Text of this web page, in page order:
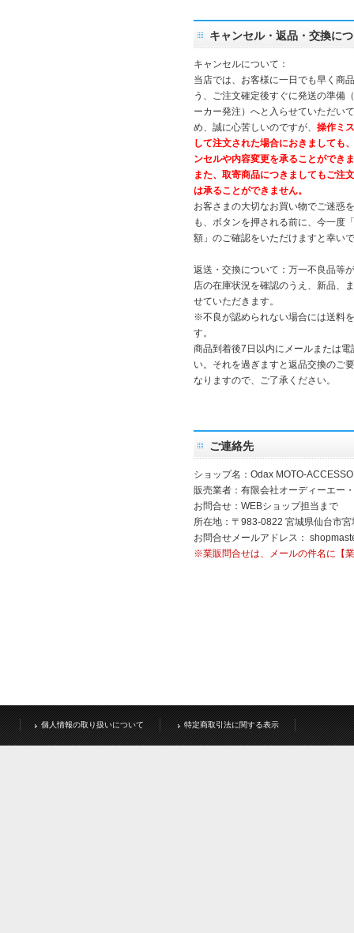
キャンセル・返品・交換に
キャンセルについて：
当店では、お客様に一日でも早く商
う、ご注文確定後すぐに発送の準備
ーカー発注）へと入らせていただい
め、誠に心苦しいのですが、 操作ミ
して注文された場合におきましても
ンセルや内容変更を承ることができ
また、取寄商品につきましてもご注
は承ることができません。
お客さまの大切なお買い物でご迷惑
も、ボタンを押される前に、今一度
額」のご確認をいただけますと幸い
返送・交換について：万一不良品等
店の在庫状況を確認のうえ、新品、
せていただきます。
※不良が認められない場合には送料
す。
商品到着後7日以内にメールまたは
い。それを過ぎますと返品交換のご
なりますので、ご了承ください。
ご連絡先
ショップ名：Odax MOTO-
販売業者：有限会社オーディーエー
お問合せ：WEBショップ担当まで
所在地：〒983-0822 宮城県仙台市
お問合せメールアドレス：
※業販問合せは、メールの件名に【
個人情報の取り扱いについて 特定商取引法に関する表示